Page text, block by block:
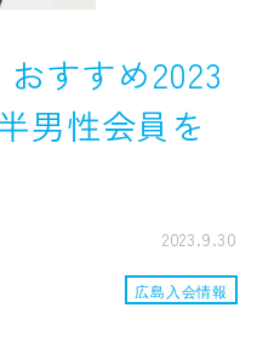
すすめ2023
男性会員を
2023.9.30
広島入会情報